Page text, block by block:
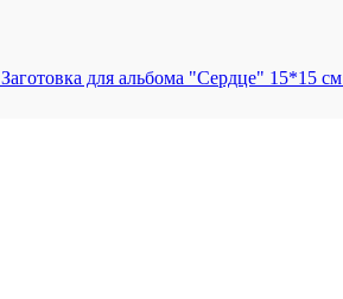
Заготовка для альбома "Сердце" 15*15 см